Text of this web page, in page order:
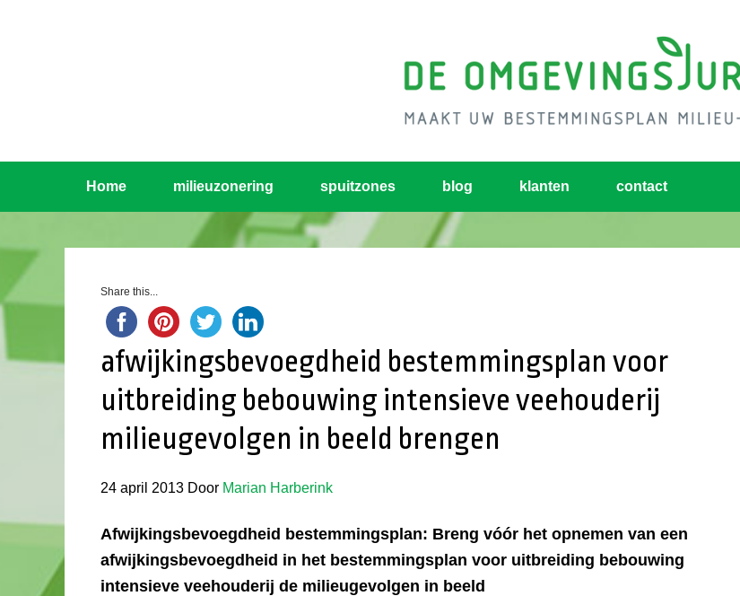
Home milieuzonering spuitzones blog klanten contact
Share this...
afwijkingsbevoegdheid bestemmingsplan voor
uitbreiding bebouwing intensieve veehouderij
milieugevolgen in beeld brengen
24 april 2013 Door Marian Harberink
Afwijkingsbevoegdheid bestemmingsplan: Breng vóór het opnemen van een
afwijkingsbevoegdheid in het bestemmingsplan voor uitbreiding bebouwing
intensieve veehouderij de milieugevolgen in beeld